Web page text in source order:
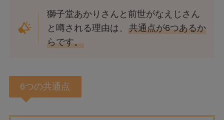
獅子堂あかりさんと前世がなえじさん
と噂される理由は、共通点が6つあるか
らです。
6つの共通点